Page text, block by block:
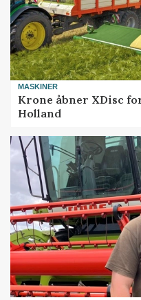
MASKINER
Krone åbner XDisc
Holland